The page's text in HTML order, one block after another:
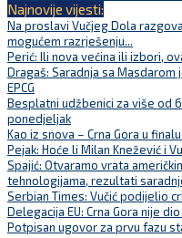
Najnovije vijesti:
Na proslavi Vučjeg Dola
mogućem razrješenju...
Perić: Ili nova većina ili izbori,
Dragaš: Saradnja sa
EPCG
Besplatni udžbenici za više od
ponedjeljak
Kao iz snova – Crna Gora u
Pejak: Hoće li Milan Knežević i
Spajić: Otvaramo vrata
tehnologijama, rezultati
Serbian Times: Vučić podijelio
Delegacija EU: Crna Gora nije
Potpisan ugovor za prvu fazu